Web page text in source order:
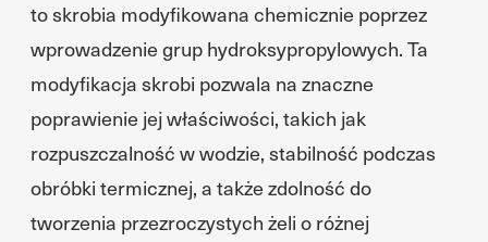
to skrobia modyfikowana chemicznie poprzez
wprowadzenie grup hydroksypropylowych. Ta
modyfikacja skrobi pozwala na znaczne
poprawienie jej właściwości, takich jak
rozpuszczalność w wodzie, stabilność podczas
obróbki termicznej, a także zdolność do
tworzenia przezroczystych żeli o różnej